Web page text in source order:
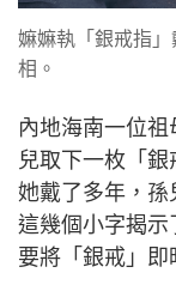
嫲嫲執「銀戒指
相。
內地海南一位
兒取下一枚「
她戴了多年，孫
這幾個小字揭示
要將「銀戒」即